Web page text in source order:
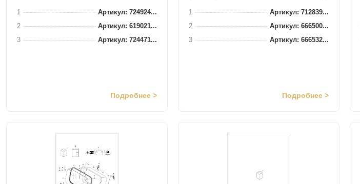
1
Артикул: 724924...
2
Артикул: 619021...
3
Артикул: 724471...
Подробнее >
1
Артикул: 712839...
2
Артикул: 666500...
3
Артикул: 666532...
Подробнее >